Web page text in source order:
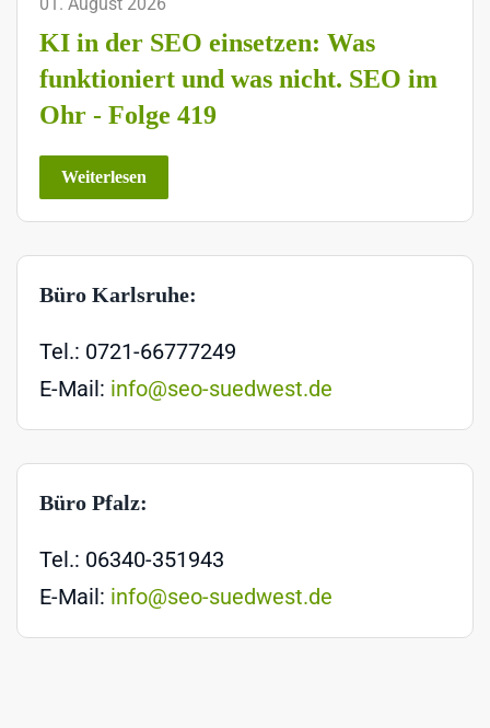
KI in der SEO einsetzen: Was
funktioniert und was nicht. SEO im
Ohr - Folge 419
Weiterlesen
Büro Karlsruhe:
Tel.: 0721-66777249
E-Mail: info@seo-suedwest.de
Büro Pfalz:
Tel.: 06340-351943
E-Mail: info@seo-suedwest.de